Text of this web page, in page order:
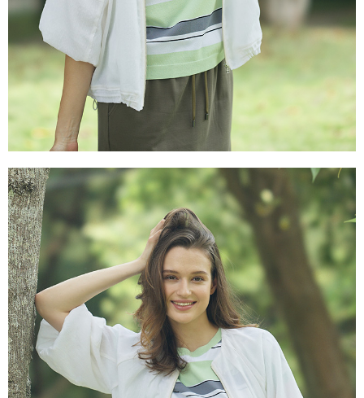
４．使用「AFTEE先享後付」時，將依據個別帳號之用戶狀況，依本公司即
時審查核予不同之上限額度；若仍有額度不足之情形，本公司將視審查結果
請求用戶進行身份認證。
５．嚴禁一人註冊多個帳號或使用他人資訊註冊。若發現惡意使用之情形，
恩沛科技股份有限公司將有權停止該用戶之使用額度並採取法律行動。